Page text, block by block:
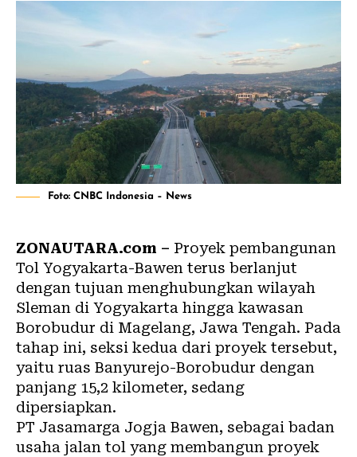
Foto: CNBC Indonesia – News
ZONAUTARA.com – Proyek pembangunan
Tol Yogyakarta-Bawen terus berlanjut
dengan tujuan menghubungkan wilayah
Sleman di Yogyakarta hingga kawasan
Borobudur di Magelang, Jawa Tengah. Pada
tahap ini, seksi kedua dari proyek tersebut,
yaitu ruas Banyurejo-Borobudur dengan
panjang 15,2 kilometer, sedang
dipersiapkan.
PT Jasamarga Jogja Bawen, sebagai badan
usaha jalan tol yang membangun proyek